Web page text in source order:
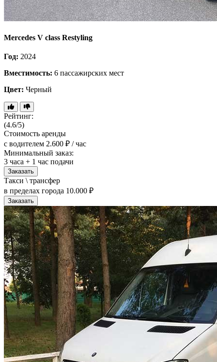
Mercedes V class Restyling
Год: 2024
Вместимость: 6 пассажирских мест
Цвет: Черный
Рейтинг:
(4.6/5)
Стоимость аренды
с водителем 2.600 ₽ / час
Минимальный заказ:
3 часа + 1 час подачи
Заказать
Такси \ трансфер
в пределах города 10.000 ₽
Заказать